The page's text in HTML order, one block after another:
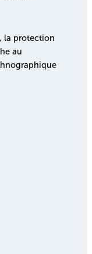
la protection
au